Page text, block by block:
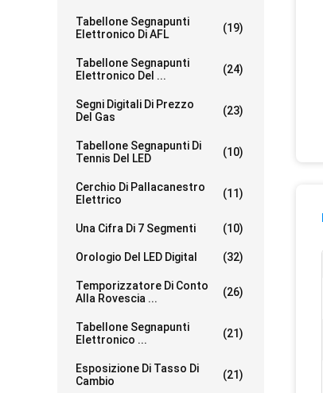
Tabellone Segnapunti
Elettronico Di AFL
(19)
Tabellone Segnapunti
Elettronico Del ...
(24)
Segni Digitali Di Prezzo
Del Gas
(23)
Tabellone Segnapunti Di
Tennis Del LED
(10)
Cerchio Di Pallacanestro
Elettrico
(11)
Una Cifra Di 7 Segmenti (10)
Orologio Del LED Digital (32)
Temporizzatore Di Conto
Alla Rovescia ...
(26)
Tabellone Segnapunti
Elettronico ...
(21)
Esposizione Di Tasso Di
Cambio
(21)